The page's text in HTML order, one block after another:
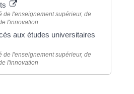
de l'enseignement supérieur, de
l'innovation
aux études universitaires
de l'enseignement supérieur, de
l'innovation